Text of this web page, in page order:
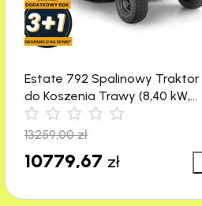
Estate 792 Spalinowy Traktor
do Koszenia Trawy (8,40 kW,
4500 m²) Stiga
13259,00zł
10779,67 zł